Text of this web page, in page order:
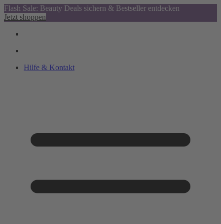
Flash Sale: Beauty Deals sichern & Bestseller entdecken
Jetzt shoppen
Hilfe & Kontakt